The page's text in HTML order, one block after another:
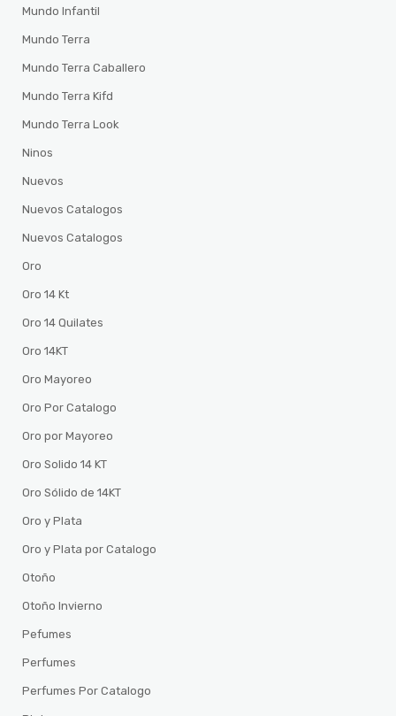
Mundo Infantil
Mundo Terra
Mundo Terra Caballero
Mundo Terra Kifd
Mundo Terra Look
Ninos
Nuevos
Nuevos Catalogos
Nuevos Catalogos
Oro
Oro 14 Kt
Oro 14 Quilates
Oro 14KT
Oro Mayoreo
Oro Por Catalogo
Oro por Mayoreo
Oro Solido 14 KT
Oro Sólido de 14KT
Oro y Plata
Oro y Plata por Catalogo
Otoño
Otoño Invierno
Pefumes
Perfumes
Perfumes Por Catalogo